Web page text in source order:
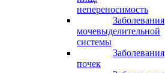
непереносимость
Заболевания
мочевыделительной
системы
Заболевания
почек